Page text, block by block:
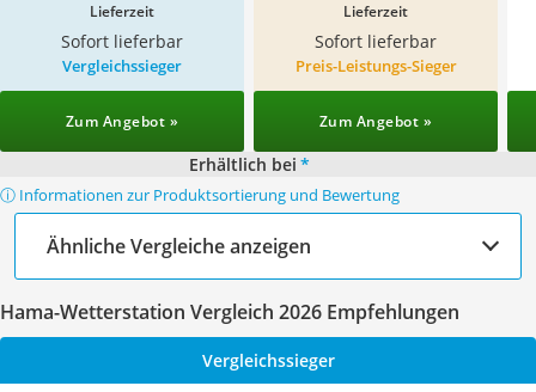
Lieferzeit
Sofort lieferbar
Lieferzeit
Sofort lieferbar
Vergleichssieger
Zum Angebot »
Preis-Leistungs-Sieger
Zum Angebot »
Erhältlich bei *
ⓘ Informationen zur Produktsortierung und Bewertung
Ähnliche Vergleiche anzeigen
Hama-Wetterstation Vergleich 2026 Empfehlungen
Vergleichssieger